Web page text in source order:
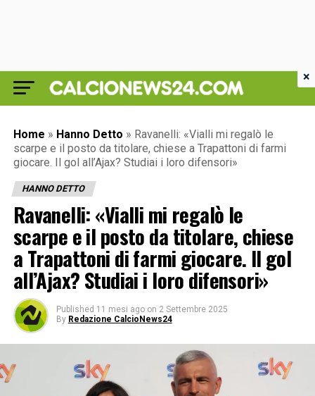
Home » Hanno Detto » Ravanelli: «Vialli mi regalò le
scarpe e il posto da titolare, chiese a Trapattoni di farmi
giocare. Il gol all’Ajax? Studiai i loro difensori»
HANNO DETTO
Ravanelli: «Vialli mi regalò le
scarpe e il posto da titolare, chiese
a Trapattoni di farmi giocare. Il gol
all’Ajax? Studiai i loro difensori»
Published 11 mesi ago on 2 Settembre 2025
By Redazione CalcioNews24
×